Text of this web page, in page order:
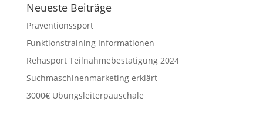
Neueste Beiträge
Präventionssport
Funktionstraining Informationen
Rehasport Teilnahmebestätigung 2024
Suchmaschinenmarketing erklärt
3000€ Übungsleiterpauschale